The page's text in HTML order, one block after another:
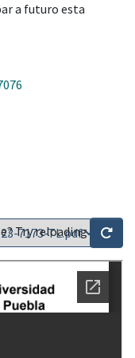
a futuro esta
Try reloading